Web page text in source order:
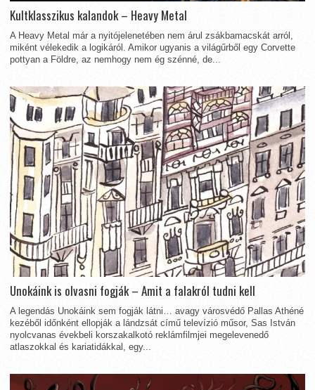
Kultklasszikus kalandok – Heavy Metal
A Heavy Metal már a nyitójelenetében nem árul zsákbamacskát arról,
miként vélekedik a logikáról. Amikor ugyanis a világűrből egy Corvette
pottyan a Földre, az nemhogy nem ég szénné, de...
Unokáink is olvasni fogják – Amit a falakról tudni kell
A legendás Unokáink sem fogják látni… avagy városvédő Pallas Athéné
kezéből időnként ellopják a lándzsát című televízió műsor, Sas István
nyolcvanas évekbeli korszakalkotó reklámfilmjei megelevenedő
atlaszokkal és kariatidákkal, egy...